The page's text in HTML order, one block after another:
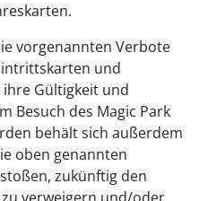
vorgenannten Verbote
und
Gültigkeit und
Besuch des Magic Park
behält sich außerdem
oben genannten
zukünftig den